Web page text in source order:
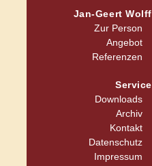
Jan-Geert Wolff
Zur Person
Angebot
Referenzen
Service
Downloads
Archiv
Kontakt
Datenschutz
Impressum